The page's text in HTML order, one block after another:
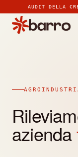
>>>
AUDIT DELLA
azienda